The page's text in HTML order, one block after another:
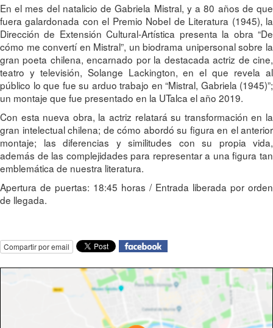
En el mes del natalicio de Gabriela Mistral, y a 80 años de que
fuera galardonada con el Premio Nobel de Literatura (1945), la
Dirección de Extensión Cultural-Artística presenta la obra “De
cómo me convertí en Mistral”, un biodrama unipersonal sobre la
gran poeta chilena, encarnado por la destacada actriz de cine,
teatro y televisión, Solange Lackington, en el que revela al
público lo que fue su arduo trabajo en “Mistral, Gabriela (1945)”;
un montaje que fue presentado en la UTalca el año 2019.
Con esta nueva obra, la actriz relatará su transformación en la
gran intelectual chilena; de cómo abordó su figura en el anterior
montaje; las diferencias y similitudes con su propia vida,
además de las complejidades para representar a una figura tan
emblemática de nuestra literatura.
Apertura de puertas: 18:45 horas / Entrada liberada por orden
de llegada.
Compartir por email